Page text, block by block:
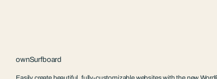
ownSurfboard